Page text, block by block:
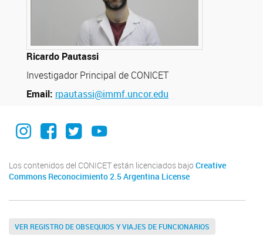
Ricardo Pautassi
Investigador Principal de CONICET
Email: rpautassi@immf.uncor.edu
Instagram
Facebook
TwitterYouTube
Los contenidos del CONICET están licenciados bajo Creative
Commons Reconocimiento 2.5 Argentina License
VER REGISTRO DE OBSEQUIOS Y VIAJES DE FUNCIONARIOS